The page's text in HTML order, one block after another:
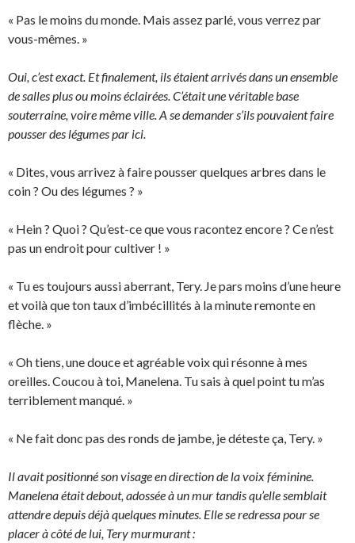
« Pas le moins du monde. Mais assez parlé, vous verrez par
vous-mêmes. »
Oui, c’est exact. Et finalement, ils étaient arrivés dans un ensemble
de salles plus ou moins éclairées. C’était une véritable base
souterraine, voire même ville. A se demander s’ils pouvaient faire
pousser des légumes par ici.
« Dites, vous arrivez à faire pousser quelques arbres dans le
coin ? Ou des légumes ? »
« Hein ? Quoi ? Qu’est-ce que vous racontez encore ? Ce n’est
pas un endroit pour cultiver ! »
« Tu es toujours aussi aberrant, Tery. Je pars moins d’une heure
et voilà que ton taux d’imbécillités à la minute remonte en
flèche. »
« Oh tiens, une douce et agréable voix qui résonne à mes
oreilles. Coucou à toi, Manelena. Tu sais à quel point tu m’as
terriblement manqué. »
« Ne fait donc pas des ronds de jambe, je déteste ça, Tery. »
Il avait positionné son visage en direction de la voix féminine.
Manelena était debout, adossée à un mur tandis qu’elle semblait
attendre depuis déjà quelques minutes. Elle se redressa pour se
placer à côté de lui, Tery murmurant :